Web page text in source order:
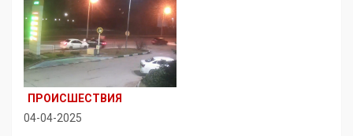
ПРОИСШЕСТВИЯ
04-04-2025